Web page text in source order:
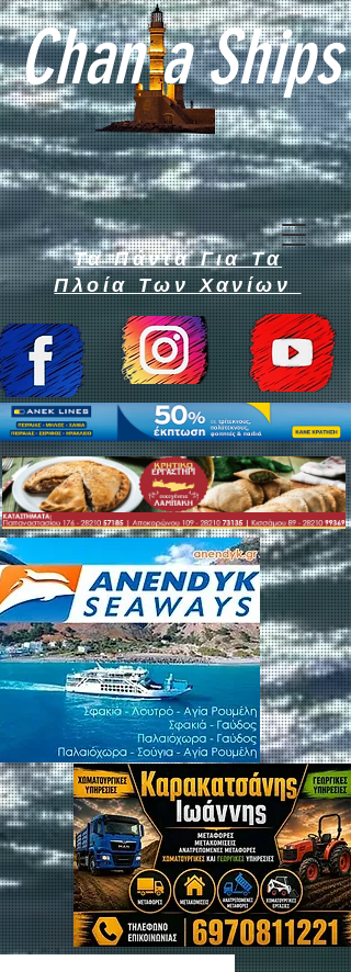
Chan a Ships
Τα Πάντα Για Τα
Πλοία Των Χανίων